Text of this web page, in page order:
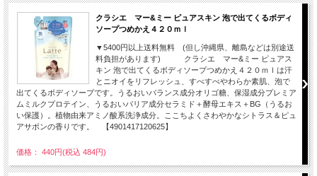
クラシエ マー&ミー ピュアスキン 泡で出てくるボディ
ソープつめかえ４２０ｍｌ
▼5400円以上送料無料 (但し沖縄県、離島などは別途送
料負担があります) クラシエ マー&ミー ピュアス
キン 泡で出てくるボディソープつめかえ４２０ｍｌは汗
とニオイをリフレッシュ、すべすべやわらか素肌、泡で
出てくるボディソープです。うるおいバランス成分オリゴ糖、保湿成分プレミア
ムミルクプロテイン、うるおいバリア成分セラミド＋酵母エキス＋BG（うるお
い保護）。植物由来アミノ酸系洗浄成分。ここちよくさわやかなシトラス＆ピュ
アサボンの香りです。 【4901417120625】
価格： 440円(税込 484円)